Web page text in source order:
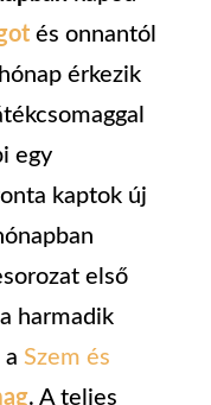
és onnantól
érkezik
egy
kaptok új
első
a harmadik
a Szem és
. A teljes